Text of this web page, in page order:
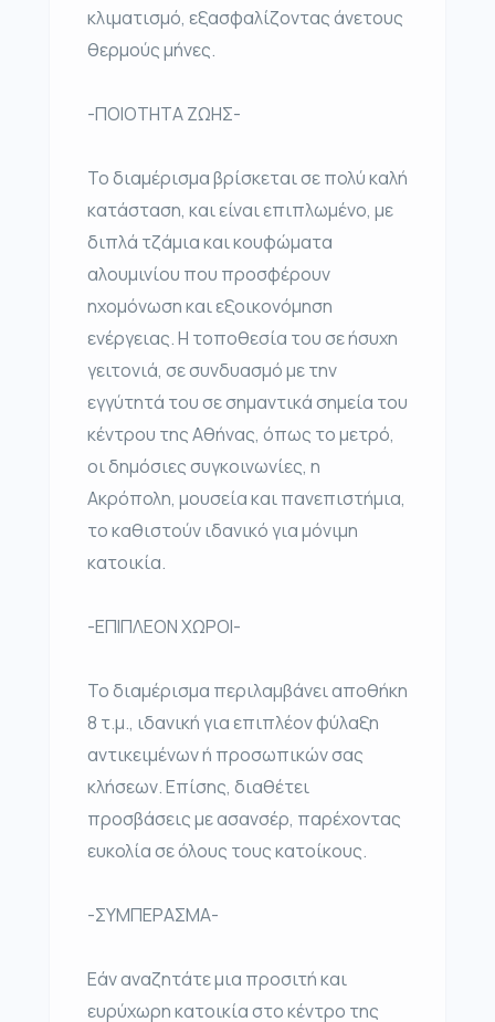
κλιματισμό, εξασφαλίζοντας άνετους
θερμούς μήνες.
-ΠΟΙΟΤΗΤΑ ΖΩΗΣ-
Το διαμέρισμα βρίσκεται σε πολύ καλή
κατάσταση, και είναι επιπλωμένο, με
διπλά τζάμια και κουφώματα
αλουμινίου που προσφέρουν
ηχομόνωση και εξοικονόμηση
ενέργειας. Η τοποθεσία του σε ήσυχη
γειτονιά, σε συνδυασμό με την
εγγύτητά του σε σημαντικά σημεία του
κέντρου της Αθήνας, όπως το μετρό,
οι δημόσιες συγκοινωνίες, η
Ακρόπολη, μουσεία και πανεπιστήμια,
το καθιστούν ιδανικό για μόνιμη
κατοικία.
-ΕΠΙΠΛΕΟΝ ΧΩΡΟΙ-
Το διαμέρισμα περιλαμβάνει αποθήκη
8 τ.μ., ιδανική για επιπλέον φύλαξη
αντικειμένων ή προσωπικών σας
κλήσεων. Επίσης, διαθέτει
προσβάσεις με ασανσέρ, παρέχοντας
ευκολία σε όλους τους κατοίκους.
-ΣΥΜΠΕΡΑΣΜΑ-
Εάν αναζητάτε μια προσιτή και
ευρύχωρη κατοικία στο κέντρο της